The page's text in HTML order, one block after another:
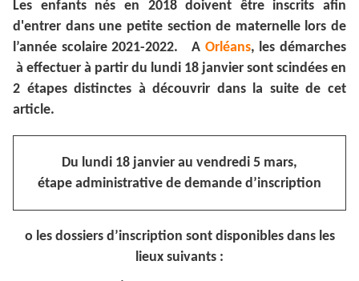
Les enfants nés en 2018 doivent être inscrits afin
d'entrer dans une petite section de maternelle lors de
l’année scolaire 2021-2022. A Orléans, les démarches
à effectuer à partir du lundi 18 janvier sont scindées en
2 étapes distinctes à découvrir dans la suite de cet
article.
Du lundi 18 janvier au vendredi 5 mars,
étape administrative de demande d’inscription
o les dossiers d’inscription sont disponibles dans les
lieux suivants :